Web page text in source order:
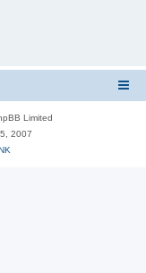
Limited
2007